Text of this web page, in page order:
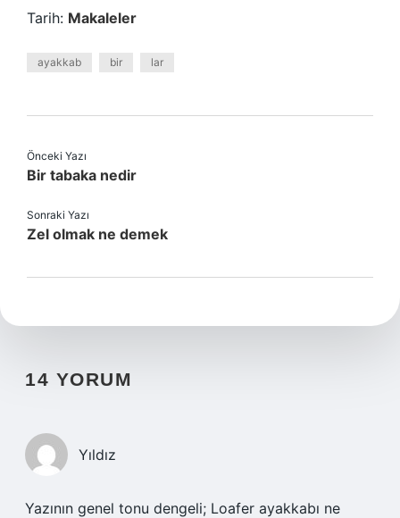
Tarih: Makaleler
ayakkab bir lar
Önceki Yazı
Bir tabaka nedir
Sonraki Yazı
Zel olmak ne demek
14 YORUM
Yıldız
Yazının genel tonu dengeli; Loafer ayakkabı ne